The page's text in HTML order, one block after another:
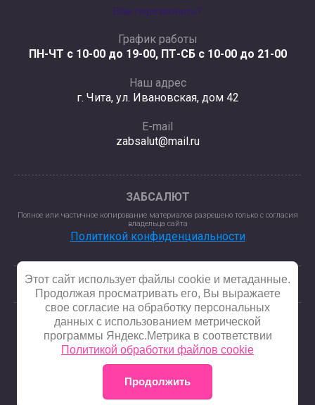
Вам перезвонить?
График работы
ПН-ЧТ с 10-00 до 19-00, ПТ-СБ с 10-00 до 21-00
Наш адрес
г. Чита, ул. Ивановская, дом 42
E-mail
zabsalut@mail.ru
ЗАБСАЛЮТ
Полное или частичное копирование материалов разрешено только с согласия
владельца сайта
Политикой конфиденциальности
© 2025 - 2026
Этот сайт использует файлы cookie и метаданные.
Продолжая просматривать его, Вы выражаете
свое согласие на обработку персональных
данных с использованием метрической
программы Яндекс.Метрика в соответствии
Политикой обработки файлов cookie
Продолжить